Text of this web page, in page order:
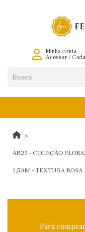
Minha conta
Acessar/
AB25 - COLEÇÃO
1,50M - TEXTURA ROSA
Para